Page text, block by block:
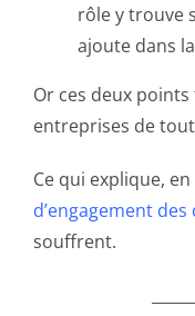
rôle y trouve
ajoute dans
Or ces deux
entreprises de
Ce qui explique,
d’engagement
souffrent.